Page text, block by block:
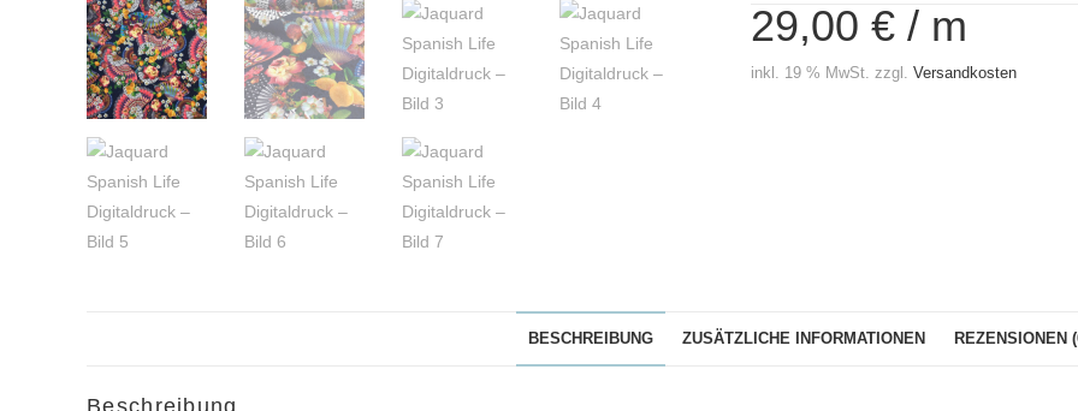
29,00 € / m
inkl. 19 % MwSt. zzgl. Versandkosten
BESCHREIBUNG ZUSÄTZLICHE INFORMATIONEN REZENSIONEN
Beschreibung